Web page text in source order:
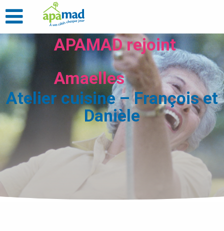
APAMAD rejoint
Amaelles
Atelier cuisine – François et
Danièle